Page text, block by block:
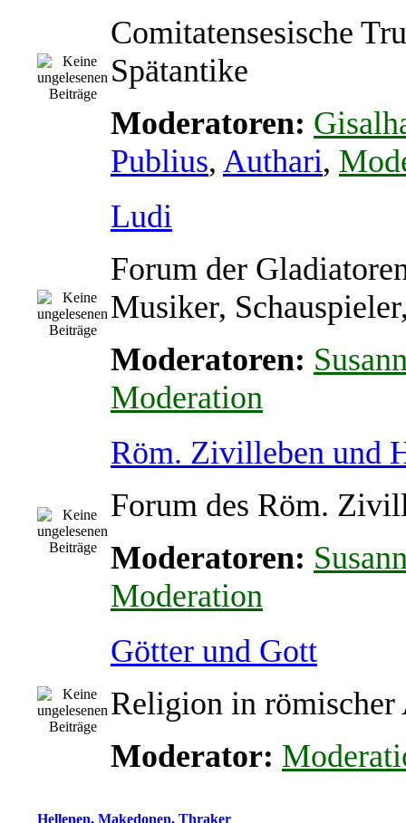
Comitatensesische
Spätantike
Moderatoren:
Publius, Authari,
Ludi
Forum der
Musiker,
Moderatoren:
Moderation
Röm. Zivilleben und
Forum des Röm.
Moderatoren:
Moderation
Götter und Gott
Religion in römischer
Moderator:
Hellenen, Makedonen, Thraker